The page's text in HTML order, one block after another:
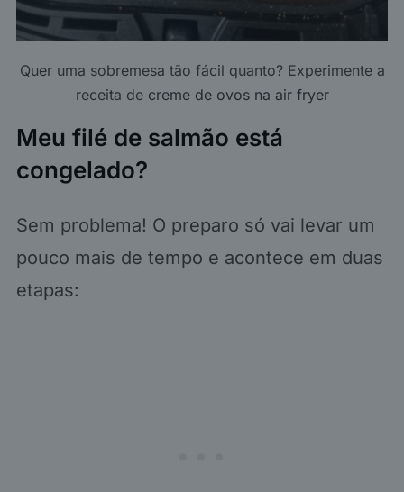
Quer uma sobremesa tão fácil quanto? Experimente a
receita de creme de ovos na air fryer
Meu filé de salmão está
congelado?
Sem problema! O preparo só vai levar um
pouco mais de tempo e acontece em duas
etapas: